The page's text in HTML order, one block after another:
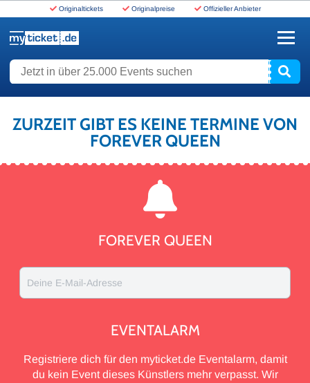
Originaltickets Originalpreise Offizieller Anbieter
Jetzt in über 25.000 Events suchen
ZURZEIT GIBT ES KEINE TERMINE VON
FOREVER QUEEN
FOREVER QUEEN
Deine E-Mail-Adresse
EVENTALARM
Registriere dich für den myticket.de Eventalarm, damit
du kein Event dieses Künstlers mehr verpasst. Wir